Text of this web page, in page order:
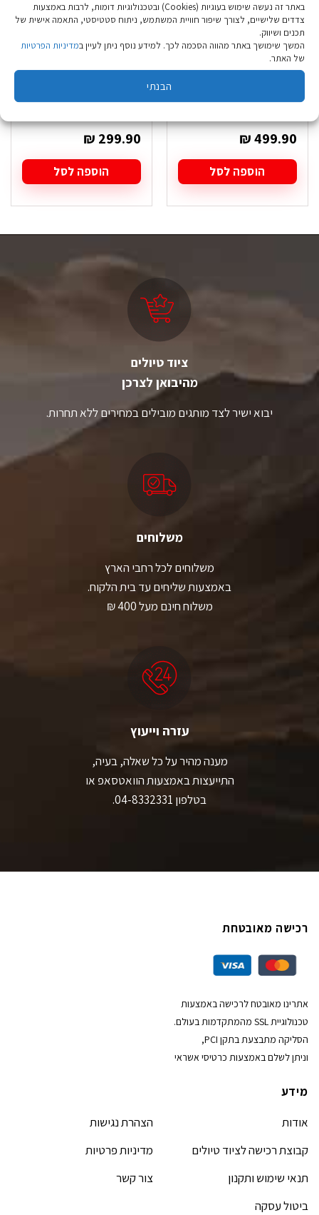
באתר זה נעשה שימוש בעוגיות (Cookies) ובטכנולוגיות דומות, לרבות באמצעות
צדדים שלישיים, לצורך שיפור חוויית המשתמש, ניתוח סטטיסטי, התאמה אישית של
תכנים ושיווק.
המשך שימושך באתר מהווה הסכמה לכך. למידע נוסף ניתן לעיין במדיניות הפרטיות
של האתר.
הבנתי
₪499.90
הוספה לסל
₪ 299.90
הוספה לסל
ציוד טיולים
מהיבואן לצרכן
יבוא ישיר לצד מותגים מובילים במחירים ללא תחרות.
משלוחים
משלוחים לכל רחבי הארץ
באמצעות שליחים עד בית הלקוח.
משלוח חינם מעל 400 ₪
עזרה וייעוץ
מענה מהיר על כל שאלה, בעיה,
התייעצות באמצעות הוואטסאפ או
בטלפון 04-8332331.
רכישה מאובטחת
אתרינו מאובטח לרכישה באמצעות
טכנולוגיית SSL מהמתקדמות בעולם.
הסליקה מתבצעת בתקן PCI,
וניתן לשלם באמצעות כרטיסי אשראי
מידע
אודות
קבוצת רכישה לציוד טיולים
תנאי שימוש ותקנון
ביטול עסקה
הצהרת נגישות
מדיניות פרטיות
צור קשר